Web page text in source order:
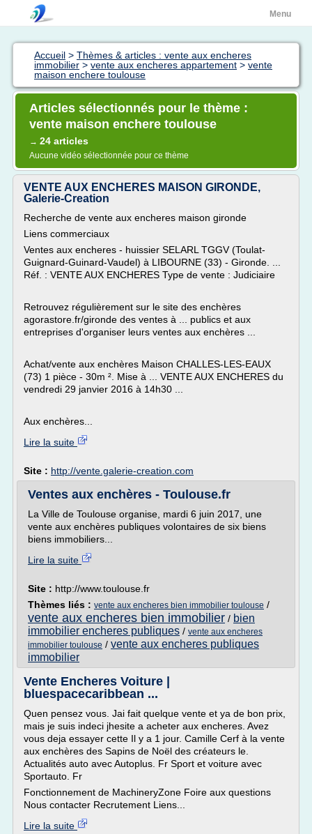
Menu
Accueil > Thèmes & articles : vente aux encheres
immobilier > vente aux encheres appartement > vente
maison enchere toulouse
Articles sélectionnés pour le thème :
vente maison enchere toulouse
→ 24 articles
Aucune vidéo sélectionnée pour ce thème
VENTE AUX ENCHERES MAISON GIRONDE,
Galerie-Creation
Recherche de vente aux encheres maison gironde
Liens commerciaux
Ventes aux encheres - huissier SELARL TGGV (Toulat-
Guignard-Guinard-Vaudel) à LIBOURNE (33) - Gironde. ...
Réf. : VENTE AUX ENCHERES Type de vente : Judiciaire
Retrouvez régulièrement sur le site des enchères
agorastore.fr/gironde des ventes à ... publics et aux
entreprises d'organiser leurs ventes aux enchères ...
Achat/vente aux enchères Maison CHALLES-LES-EAUX
(73) 1 pièce - 30m ². Mise à ... VENTE AUX ENCHERES du
vendredi 29 janvier 2016 à 14h30 ...
Aux enchères...
Lire la suite
Site : http://vente.galerie-creation.com
Ventes aux enchères - Toulouse.fr
La Ville de Toulouse organise, mardi 6 juin 2017, une
vente aux enchères publiques volontaires de six biens
biens immobiliers...
Lire la suite
Site : http://www.toulouse.fr
Thèmes liés : vente aux encheres bien immobilier toulouse /
vente aux encheres bien immobilier / bien
immobilier encheres publiques / vente aux encheres
immobilier toulouse / vente aux encheres publiques
immobilier
Vente Encheres Voiture |
bluespacecaribbean ...
Quen pensez vous. Jai fait quelque vente et ya de bon prix,
mais je suis indeci jhesite a acheter aux encheres. Avez
vous deja essayer cette Il y a 1 jour. Camille Cerf à la vente
aux enchères des Sapins de Noël des créateurs le.
Actualités auto avec Autoplus. Fr Sport et voiture avec
Sportauto. Fr
Fonctionnement de MachineryZone Foire aux questions
Nous contacter Recrutement Liens...
Lire la suite